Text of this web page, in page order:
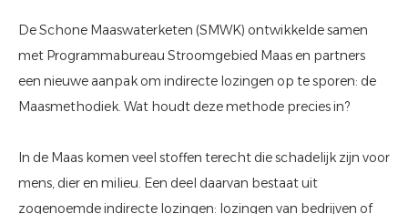
De Schone Maaswaterketen (SMWK) ontwikkelde samen
met Programmabureau Stroomgebied Maas en partners
een nieuwe aanpak om indirecte lozingen op te sporen: de
Maasmethodiek. Wat houdt deze methode precies in?
In de Maas komen veel stoffen terecht die schadelijk zijn voor
mens, dier en milieu. Een deel daarvan bestaat uit
zogenoemde indirecte lozingen: lozingen van bedrijven of